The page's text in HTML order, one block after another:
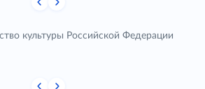
культуры Российской Федерации